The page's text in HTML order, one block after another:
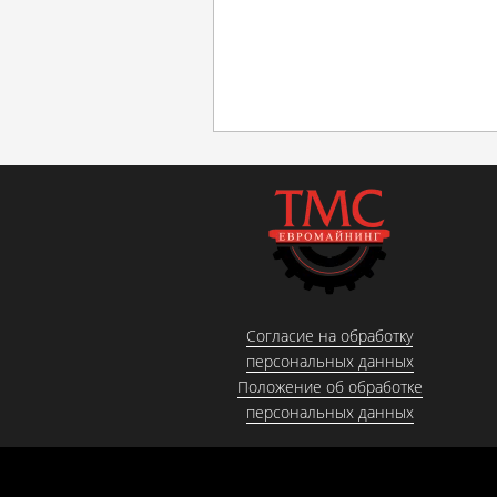
Согласие на обработку
персональных данных
Положение об обработке
персональных данных